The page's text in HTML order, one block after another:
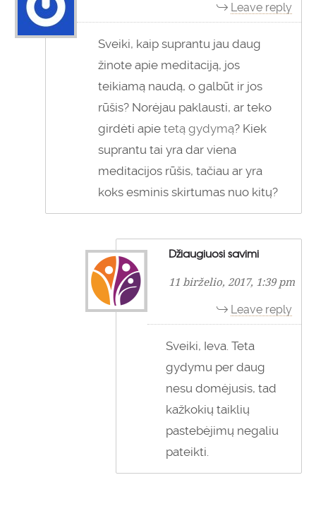
Leave reply
Sveiki, kaip suprantu jau daug
žinote apie meditaciją, jos
teikiamą naudą, o galbūt ir jos
rūšis? Norėjau paklausti, ar teko
girdėti apie tetą gydymą? Kiek
suprantu tai yra dar viena
meditacijos rūšis, tačiau ar yra
koks esminis skirtumas nuo kitų?
Džiaugiuosi savimi
11 birželio, 2017, 1:39 pm
Leave reply
Sveiki, Ieva. Teta
gydymu per daug
nesu domėjusis, tad
kažkokių taiklių
pastebėjimų negaliu
pateikti.